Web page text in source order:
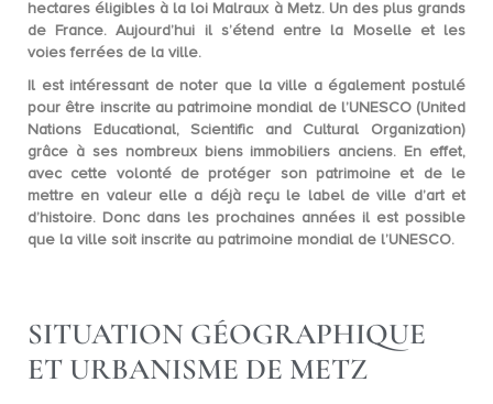
hectares éligibles à la loi Malraux à Metz. Un des plus grands
de France. Aujourd’hui il s’étend entre la Moselle et les
voies ferrées de la ville.
Il est intéressant de noter que la ville a également postulé
pour être inscrite au patrimoine mondial de l’UNESCO (United
Nations Educational, Scientific and Cultural Organization)
grâce à ses nombreux biens immobiliers anciens. En effet,
avec cette volonté de protéger son patrimoine et de le
mettre en valeur elle a déjà reçu le label de ville d’art et
d’histoire. Donc dans les prochaines années il est possible
que la ville soit inscrite au patrimoine mondial de l’UNESCO.
SITUATION GÉOGRAPHIQUE
ET URBANISME DE METZ